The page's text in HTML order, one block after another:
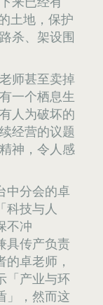
土地，保护
杀、架设围
师甚至卖掉
一个栖息生
人为破坏的
经营的议题
神，令人感
中分会的卓
科技与人
不冲
具传产负责
的卓老师，
「产业与环
」，然而这